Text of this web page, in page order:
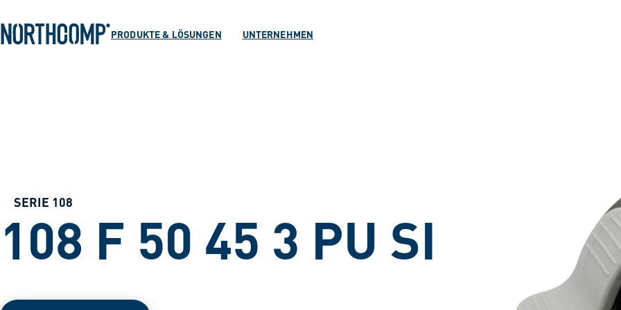
Zur Navigation springen
PRODUKTE & LÖSUNGEN UNTERNEHMEN
SERIE 108
108 F 50 45 3 PU SI